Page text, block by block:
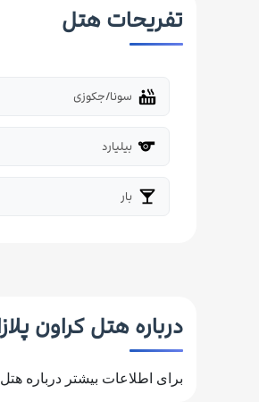
تفریحات هتل
hot_tub سونا/جکوزی
بیلیارد
local_bar بار
درباره هتل کراون
برای اطلاعات بیشتر درباره هتل، با شماره